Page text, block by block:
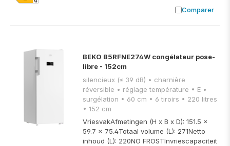
Comparer
Ajouter à
BEKO B5RFNE274W congélateur pose-
libre - 152cm
silencieux (≤ 39 dB) • charnière
réversible • réglage température • E •
surgélation • 60 cm • 6 tiroirs • 220 litres
• 152 cm
VriesvakAfmetingen (H x B x D): 151.5 x
59.7 x 75.4Totaal volume (L): 271Netto
inhoud (L): 220NO FROSTInvriescapaciteit